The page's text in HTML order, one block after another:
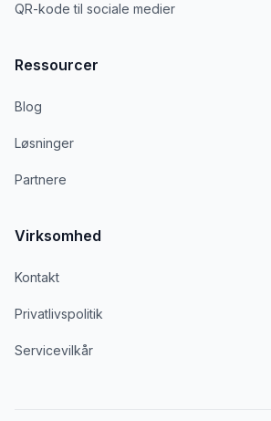
QR-kode til sociale medier
Ressourcer
Blog
Løsninger
Partnere
Virksomhed
Kontakt
Privatlivspolitik
Servicevilkår